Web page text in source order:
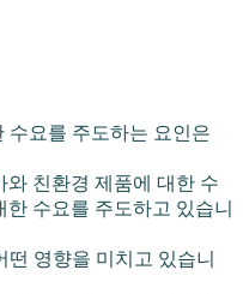
수요를 주도하는 요인은
친환경 제품에 대한 수
수요를 주도하고 있습니
떤 영향을 미치고 있습니